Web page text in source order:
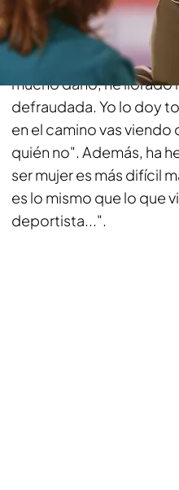
Amaya ha dejado aflorar
"El amor lo he dejado
mucho daño, he llorado
defraudada. Yo lo doy
en el camino vas
quién no". Además, ha
ser mujer es más difícil
es lo mismo que lo que
deportista...".